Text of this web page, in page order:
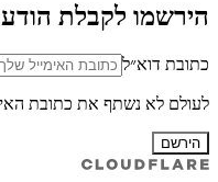
הירשמו לקבלת
כתובת דוא״ל
לעולם לא נשתף את כתובת
הירשם